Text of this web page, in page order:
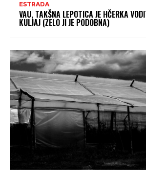
ESTRADA
VAU, TAKŠNA LEPOTICA JE HČERKA
KULJAJ (ZELO JI JE PODOBNA)